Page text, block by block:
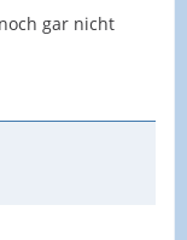
gar nicht